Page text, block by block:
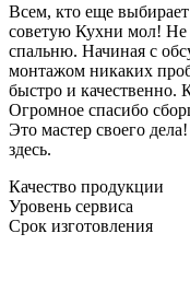
Всем, кто еще
советую Кухни мол! Не
спальню. Начиная с
монтажом никаких
быстро и качественно.
Огромное спасибо
Это мастер своего
здесь.
Качество продукции
Уровень сервиса
Срок изготовления